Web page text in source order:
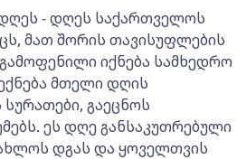
- დღეს საქართველოს
მათ შორის თავისუფლების
იქნება სამხედრო
მთელი დღის
გაეცნოს
ეს დღე განსაკუთრებული
დგას და ყოველთვის